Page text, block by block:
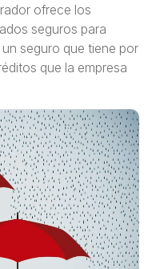
ofrece los
seguros para
seguro que tiene por
que la empresa